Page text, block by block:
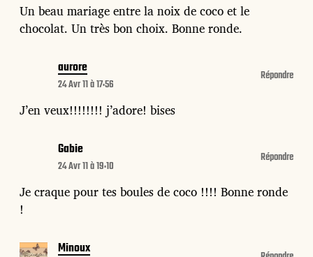
Un beau mariage entre la noix de coco et le
chocolat. Un très bon choix. Bonne ronde.
aurore
24 Avr 11 à 17:56
J’en veux!!!!!!!! j’adore! bises
Répondre
Gabie
24 Avr 11 à 19:10
Je craque pour tes boules de coco !!!! Bonne ronde
!
Répondre
Minoux